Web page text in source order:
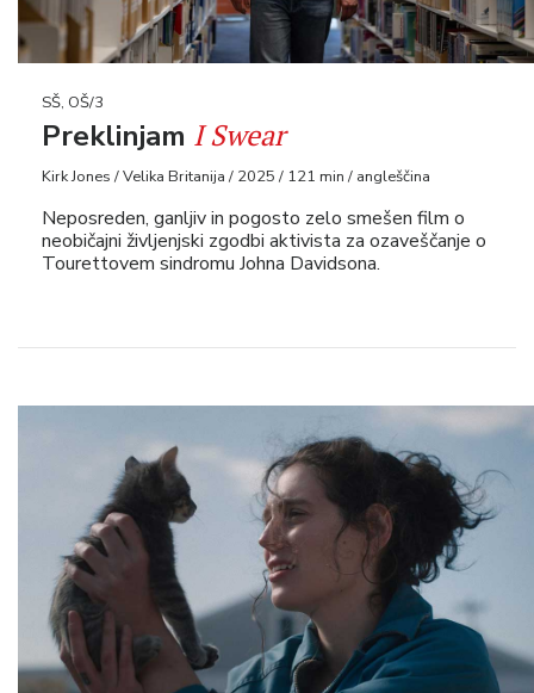
SŠ, OŠ/3
Preklinjam I Swear
Kirk Jones / Velika Britanija / 2025 / 121 min / angleščina
Neposreden, ganljiv in pogosto zelo smešen film o
neobičajni življenjski zgodbi aktivista za ozaveščanje o
Tourettovem sindromu Johna Davidsona.